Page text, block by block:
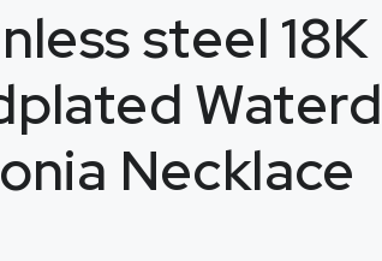
steel 18K
Necklace